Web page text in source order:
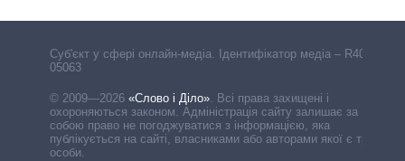
Cуб'єкт у сфері онлайн-медіа. Ідентифікатор медіа – R40-
05063
© 2009—2026 «Слово і Діло». Всі права захищені і
охороняються законом. Адміністрація сайту залишає за
собою право не погоджуватися з інформацією, яка
публікується на сайті, власниками або авторами якої є треті
особи.